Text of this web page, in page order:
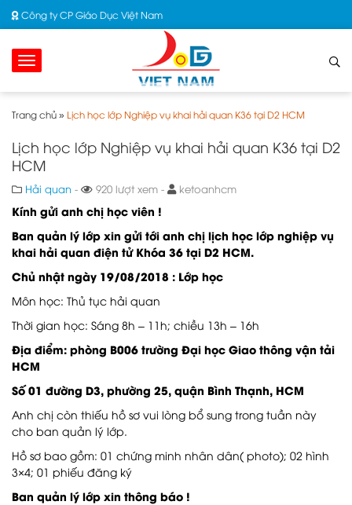
Công ty CP Giáo Dục Việt Nam
Trang chủ» Lịch học lớp Nghiệp vụ khai hải quan K36 tại D2 HCM
Lịch học lớp Nghiệp vụ khai hải quan K36 tại D2
HCM
Hải quan - 920 lượt xem - ketoanhcm
Kính gửi anh chị học viên !
Ban quản lý lớp xin gửi tới anh chị lịch học lớp nghiệp vụ
khai hải quan điện tử Khóa 36 tại D2 HCM.
Chủ nhật ngày 19/08/2018 : Lớp học
Môn học: Thủ tục hải quan
Thời gian học: Sáng 8h – 11h; chiều 13h – 16h
Địa điểm: phòng B006 trường Đại học Giao thông vận tải
HCM
Số 01 đường D3, phường 25, quận Bình Thạnh, HCM
Anh chị còn thiếu hồ sơ vui lòng bổ sung trong tuần này
cho ban quản lý lớp.
Hồ sơ bao gồm: 01 chứng minh nhân dân( photo); 02 hình
3×4; 01 phiếu đăng ký
Ban quản lý lớp xin thông báo !